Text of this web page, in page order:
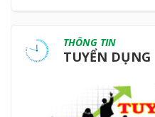
THÔNG TIN
TUYỂN DỤNG